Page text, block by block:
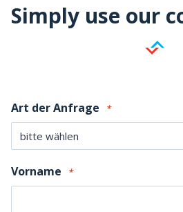
Simply use our
Art der Anfrage *
Vorname *